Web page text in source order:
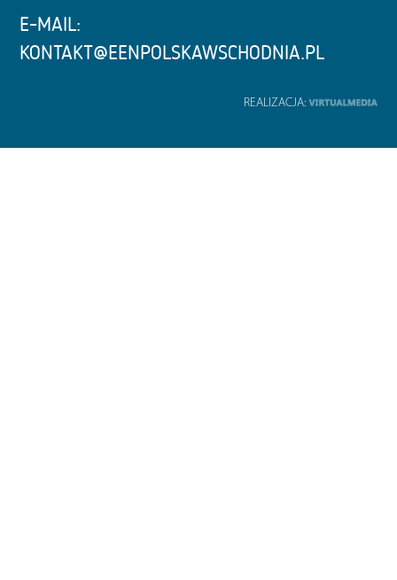
E-MAIL:
KONTAKT@EENPOLSKAWSCHODNIA.PL
REALIZACJA: